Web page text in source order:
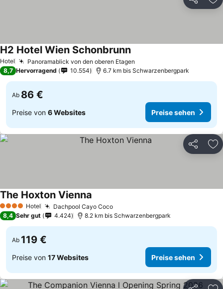
Teilen
Hotel Panoramablick von den oberen Etagen
H2 Hotel Wien Schonbrunn
8,7 Hervorragend 10.554 6.7 km bis Schwarzenbergpark
Ab 86 €
Preise von 6 Websites Preise sehen
Teilen
4 Sterne Hotel Dachpool Cayo Coco
The Hoxton Vienna
8,4 Sehr gut 4.424 8.2 km bis Schwarzenbergpark
Ab 119 €
Preise von 17 Websites Preise sehen